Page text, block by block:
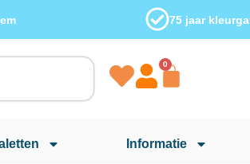
75 jaar
0
Informatie